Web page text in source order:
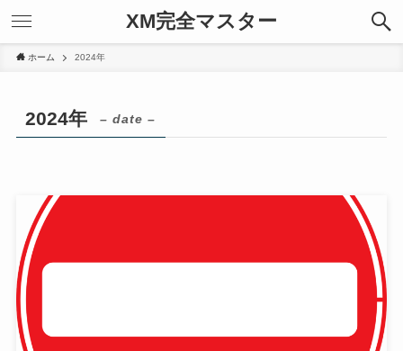
XM完全マスター
ホーム 2024年
2024年 – date –